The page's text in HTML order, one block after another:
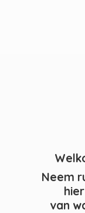
Neem
van